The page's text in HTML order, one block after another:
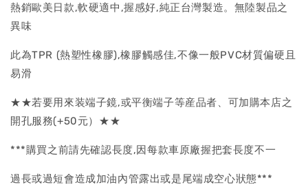
熱銷歐美日款,軟硬適中,握感好,純正台灣製造。無陸製品之
異味
此為TPR (熱塑性橡膠),橡膠觸感佳,不像一般PVC材質偏硬且
易滑
★★若要用來装端子鏡,或平衡端子等産品者、可加購本店之
開孔服務(+50元）★★
***購買之前請先確認長度,因每款車原廠握把套長度不一
過長或過短會造成加油內管露出或是尾端成空心狀態***